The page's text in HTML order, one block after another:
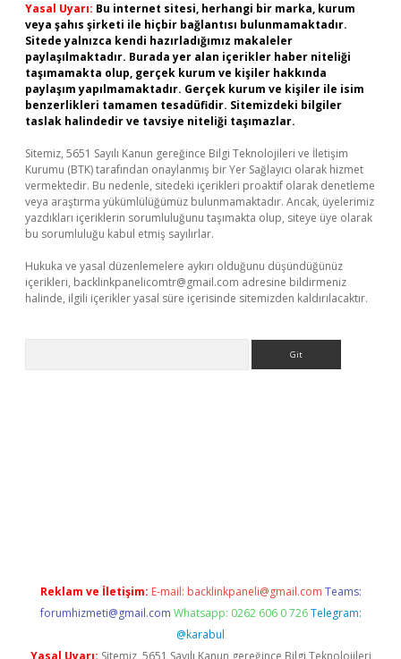
Yasal Uyarı: Bu internet sitesi, herhangi bir marka, kurum
veya şahıs şirketi ile hiçbir bağlantısı bulunmamaktadır.
Sitede yalnızca kendi hazırladığımız makaleler
paylaşılmaktadır. Burada yer alan içerikler haber niteliği
taşımamakta olup, gerçek kurum ve kişiler hakkında
paylaşım yapılmamaktadır. Gerçek kurum ve kişiler ile isim
benzerlikleri tamamen tesadüfidir. Sitemizdeki bilgiler
taslak halindedir ve tavsiye niteliği taşımazlar.
Sitemiz, 5651 Sayılı Kanun gereğince Bilgi Teknolojileri ve İletişim
Kurumu (BTK) tarafından onaylanmış bir Yer Sağlayıcı olarak hizmet
vermektedir. Bu nedenle, sitedeki içerikleri proaktif olarak denetleme
veya araştırma yükümlülüğümüz bulunmamaktadır. Ancak, üyelerimiz
yazdıkları içeriklerin sorumluluğunu taşımakta olup, siteye üye olarak
bu sorumluluğu kabul etmiş sayılırlar.
Hukuka ve yasal düzenlemelere aykırı olduğunu düşündüğünüz
içerikleri, backlinkpanelicomtr@gmail.com adresine bildirmeniz
halinde, ilgili içerikler yasal süre içerisinde sitemizden kaldırılacaktır.
Reklam ve İletişim: E-mail: backlinkpaneli@gmail.com Teams:
forumhizmeti@gmail.com Whatsapp: 0262 606 0 726 Telegram:
@karabul
Yasal Uyarı: Sitemiz, 5651 Sayılı Kanun gereğince Bilgi Teknolojileri